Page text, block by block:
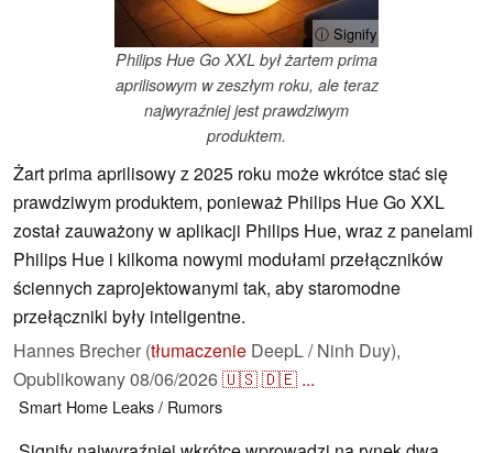
ⓘ Signify
Philips Hue Go XXL był żartem prima
aprilisowym w zeszłym roku, ale teraz
najwyraźniej jest prawdziwym
produktem.
Żart prima aprilisowy z 2025 roku może wkrótce stać się
prawdziwym produktem, ponieważ Philips Hue Go XXL
został zauważony w aplikacji Philips Hue, wraz z panelami
Philips Hue i kilkoma nowymi modułami przełączników
ściennych zaprojektowanymi tak, aby staromodne
przełączniki były inteligentne.
Hannes Brecher (tłumaczenie DeepL / Ninh Duy),
Opublikowany08/06/2026🇺🇸🇩🇪 ...
Smart Home Leaks / Rumors